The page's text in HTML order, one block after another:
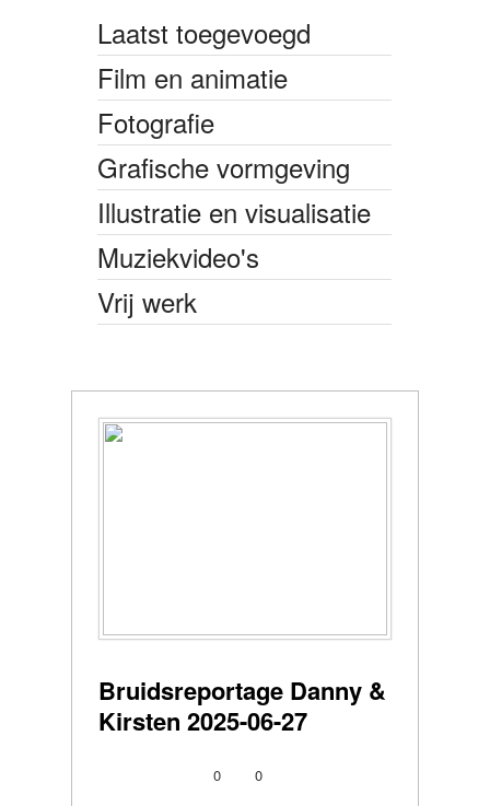
Laatst toegevoegd
Film en animatie
Fotografie
Grafische vormgeving
Illustratie en visualisatie
Muziekvideo's
Vrij werk
Bruidsreportage Danny &
Kirsten 2025-06-27
0 0